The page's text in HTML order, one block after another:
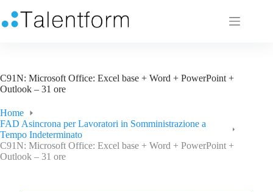
C91N: Microsoft Office: Excel base + Word + PowerPoint +
Outlook – 31 ore
Home
FAD Asincrona per Lavoratori in Somministrazione a
Tempo Indeterminato
C91N: Microsoft Office: Excel base + Word + PowerPoint +
Outlook – 31 ore